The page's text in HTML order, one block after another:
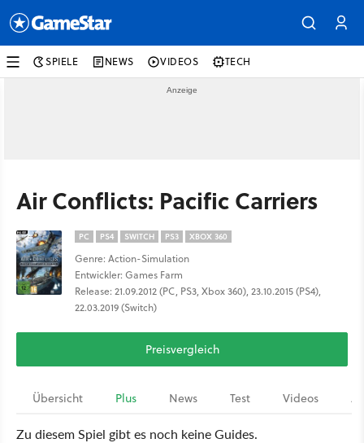
SPIELE NEWS VIDEOS TECH
Air Conflicts: Pacific Carriers
PC PS4 SWITCH PS3 XBOX 360
Genre: Action-Simulation
Entwickler: Games Farm
Release: 21.09.2012 (PC, PS3, Xbox 360), 23.10.2015 (PS4),
22.03.2019 (Switch)
Preisvergleich
Übersicht Plus News Test Videos
Zu diesem Spiel gibt es noch keine Guides.